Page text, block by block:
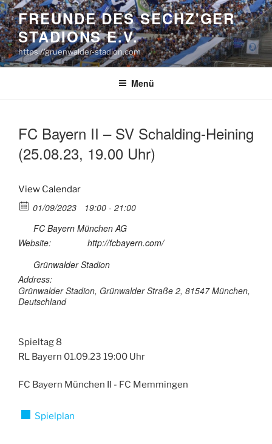
Zum
Inhalt
springen
FREUNDE DES SECHZ'GER
STADIONS E.V.
https://gruenwalder-stadion.com
Menü
FC Bayern II – SV Schalding-Heining
(25.08.23, 19.00 Uhr)
View Calendar
01/09/2023
19:00 - 21:00
FC Bayern München AG
Website:
http://fcbayern.com/
Grünwalder Stadion
Address:
Grünwalder Stadion, Grünwalder Straße 2, 81547 München,
Deutschland
Spieltag 8
RL Bayern 01.09.23 19:00 Uhr
FC Bayern München II - FC Memmingen
Spielplan